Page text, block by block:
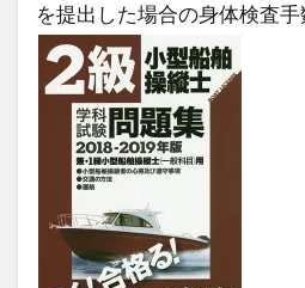
を提出した場合の身体検査